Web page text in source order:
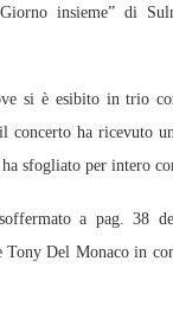
insieme” di
si è esibito in trio
concerto ha ricevuto
sfogliato per intero
a pag. 38
Del Monaco in